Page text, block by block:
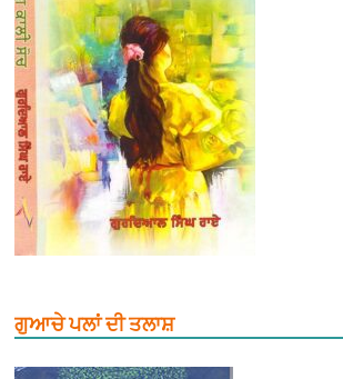
ਗੁਆਚੇ ਪਲਾਂ ਦੀ ਤਲਾਸ਼